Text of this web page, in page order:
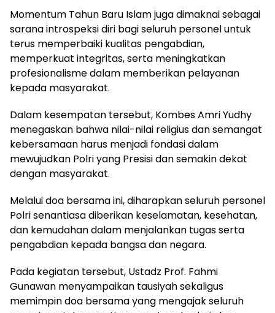
Momentum Tahun Baru Islam juga dimaknai sebagai
sarana introspeksi diri bagi seluruh personel untuk
terus memperbaiki kualitas pengabdian,
memperkuat integritas, serta meningkatkan
profesionalisme dalam memberikan pelayanan
kepada masyarakat.
Dalam kesempatan tersebut, Kombes Amri Yudhy
menegaskan bahwa nilai-nilai religius dan semangat
kebersamaan harus menjadi fondasi dalam
mewujudkan Polri yang Presisi dan semakin dekat
dengan masyarakat.
Melalui doa bersama ini, diharapkan seluruh personel
Polri senantiasa diberikan keselamatan, kesehatan,
dan kemudahan dalam menjalankan tugas serta
pengabdian kepada bangsa dan negara.
Pada kegiatan tersebut, Ustadz Prof. Fahmi
Gunawan menyampaikan tausiyah sekaligus
memimpin doa bersama yang mengajak seluruh